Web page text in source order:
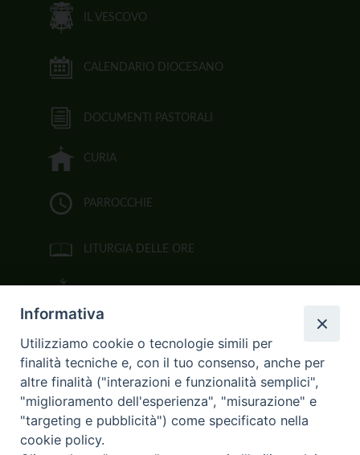
IL VESCOVO
CALENDARIO DIOCESANO
DOCUMENTI PASTORALI
CURIA
PARROCCHIE
LITURGIA DELLE ORE
FOTOGALLERY
CURIA ARCIVESCOVILE
Informativa
Utilizziamo cookie o tecnologie simili per
finalità tecniche e, con il tuo consenso, anche per
altre finalità ("interazioni e funzionalità semplici",
"miglioramento dell'esperienza", "misurazione" e
"targeting e pubblicità") come specificato nella
cookie policy.